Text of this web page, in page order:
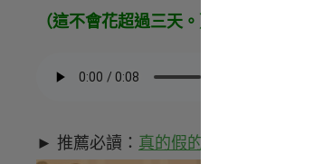
（這不會花超過三天。）
► 推薦必讀： 真的假的？不用出國就可